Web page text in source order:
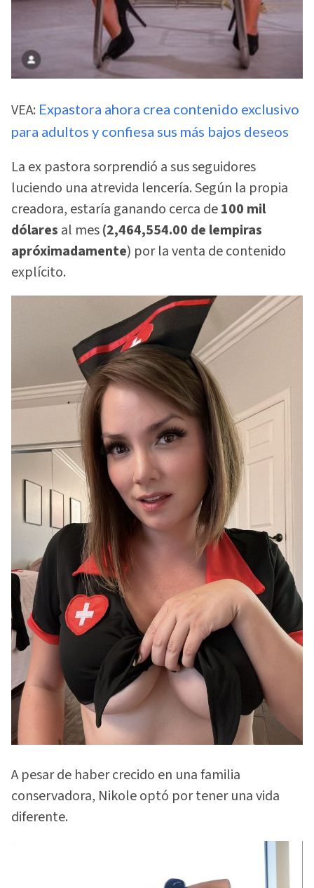
VEA: Expastora ahora crea contenido exclusivo
para adultos y confiesa sus más bajos deseos
La ex pastora sorprendió a sus seguidores
luciendo una atrevida lencería. Según la propia
creadora, estaría ganando cerca de100 mil
dólares al mes(2,464,554.00 de lempiras
apróximadamente) por la venta de contenido
explícito.
A pesar de haber crecido en una familia
conservadora, Nikole optó por tener una vida
diferente.